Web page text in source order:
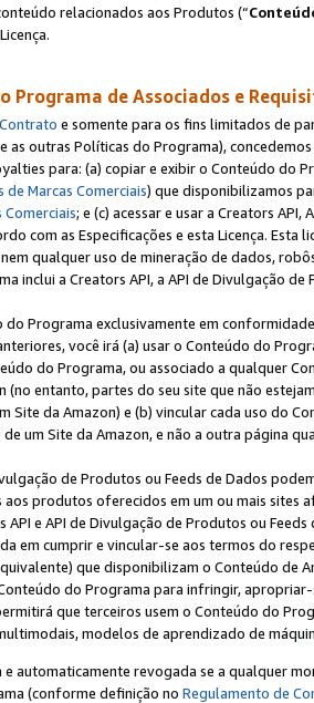
relacionados aos Produtos (“
Programa de Associados e
Contrato e somente para os fins limitados de
as outras Políticas do Programa),
para: (a) copiar e exibir o Conteúdo do
de Marcas Comerciais) que disponibilizamos
Comerciais; e (c) acessar e usar a Creators
com as Especificações e esta Licença.
qualquer uso de mineração de dados,
inclui a Creators API, a API de Divulgação
do Programa exclusivamente em
você irá (a) usar o Conteúdo do
do Programa, ou associado a qualquer
(no entanto, partes do seu site que não
Site da Amazon) e (b) vincular cada uso do
um Site da Amazon, e não a outra página
de Produtos ou Feeds de Dados
produtos oferecidos em um ou mais sites
API e API de Divulgação de Produtos ou
em cumprir e vincular-se aos termos do
que disponibilizam o Conteúdo de
do Programa para infringir,
que terceiros usem o Conteúdo do
modelos de aprendizado de
e automaticamente revogada se a qualquer
(conforme definição no Regulamento de